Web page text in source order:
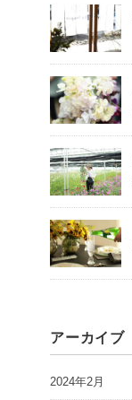
アーカイブ
2024年2月